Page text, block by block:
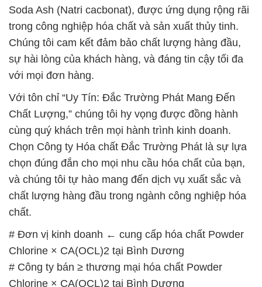
Soda Ash (Natri cacbonat), được ứng dụng rộng rãi
trong công nghiệp hóa chất và sản xuất thủy tinh.
Chúng tôi cam kết đảm bảo chất lượng hàng đầu,
sự hài lòng của khách hàng, và đáng tin cậy tối đa
với mọi đơn hàng.
Với tôn chỉ “Uy Tín: Đắc Trường Phát Mang Đến
Chất Lượng,” chúng tôi hy vọng được đồng hành
cùng quý khách trên mọi hành trình kinh doanh.
Chọn Công ty Hóa chất Đắc Trường Phát là sự lựa
chọn đúng đắn cho mọi nhu cầu hóa chất của bạn,
và chúng tôi tự hào mang đến dịch vụ xuất sắc và
chất lượng hàng đầu trong ngành công nghiệp hóa
chất.
# Đơn vị kinh doanh ← cung cấp hóa chất Powder
Chlorine × CA(OCL)2 tại Bình Dương
# Công ty bán ≥ thương mại hóa chất Powder
Chlorine × CA(OCL)2 tại Bình Dương